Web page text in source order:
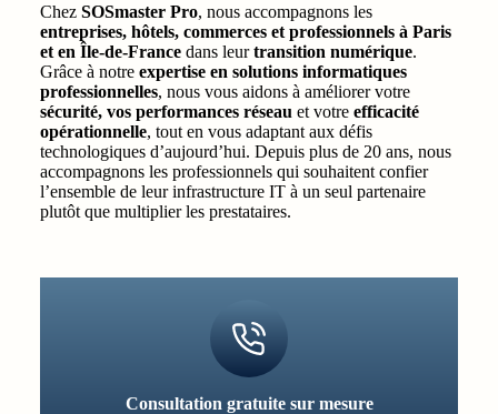
Chez SOSmaster Pro, nous accompagnons les
entreprises, hôtels, commerces et professionnels à Paris
et en Île-de-Francedans leurtransition numérique.
Grâce à notre expertise en solutions informatiques
professionnelles, nous vous aidons à améliorer votre
sécurité, vos performances réseau et votre efficacité
opérationnelle, tout en vous adaptant aux défis
technologiques d’aujourd’hui. Depuis plus de 20 ans, nous
accompagnons les professionnels qui souhaitent confier
l’ensemble de leur infrastructure IT à un seul partenaire
plutôt que multiplier les prestataires.
Consultation gratuite sur mesure